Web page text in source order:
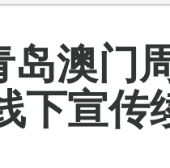
岛澳门
下宣传